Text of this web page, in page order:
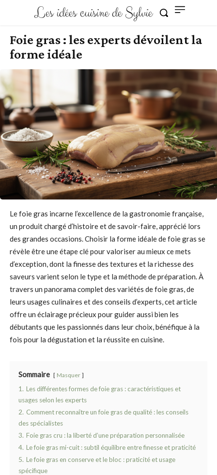
Les idées cuisine de Sylvie
Foie gras : les experts dévoilent la
forme idéale
Le foie gras incarne l’excellence de la gastronomie française,
un produit chargé d’histoire et de savoir-faire, apprécié lors
des grandes occasions. Choisir la forme idéale de foie gras se
révèle être une étape clé pour valoriser au mieux ce mets
d’exception, dont la finesse des textures et la richesse des
saveurs varient selon le type et la méthode de préparation. À
travers un panorama complet des variétés de foie gras, de
leurs usages culinaires et des conseils d’experts, cet article
offre un éclairage précieux pour guider aussi bien les
débutants que les passionnés dans leur choix, bénéfique à la
fois pour la dégustation et la réussite en cuisine.
Sommaire Masquer
1. Les différentes formes de foie gras : caractéristiques et
usages selon les experts
2. Comment reconnaître un foie gras de qualité : les conseils
des spécialistes
3. Foie gras cru : la liberté d’une préparation personnalisée
4. Le foie gras mi-cuit : subtil équilibre entre finesse et praticité
5. Le foie gras en conserve et le bloc : praticité et usage
spécifique